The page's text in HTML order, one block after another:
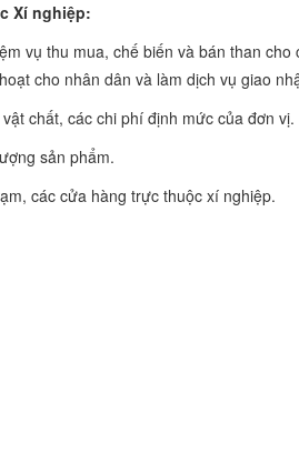
Xí nghiệp:
vụ thu mua, chế biến và bán than cho
cho nhân dân và làm dịch vụ giao
chất, các chi phí định mức của đơn vị.
sản phẩm.
các cửa hàng trực thuộc xí nghiệp.